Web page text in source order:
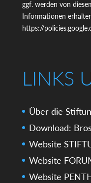
ggf. werden von
Informationen
https://
LINKS
Über die
Download:
Website
Website
Website